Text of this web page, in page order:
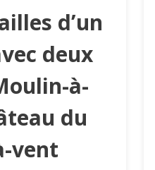
d’un
deux
à-
du
vent